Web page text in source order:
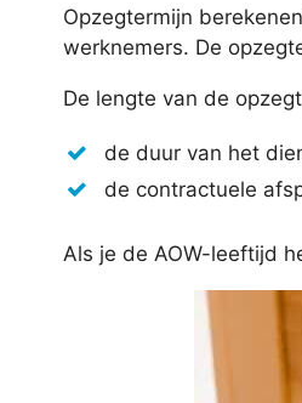
Opzegtermijn
werknemers. De
De lengte van de
de duur van het
de contractuele
Als je de AOW-leeftijd